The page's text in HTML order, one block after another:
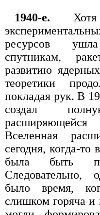
1940-е. Хотя
ресурсов ушла
спутникам,
развитию
теоретики
покладая рук. В
создал
Вселенная
сегодня, когда-
была быть
было время,
слишком горяча и